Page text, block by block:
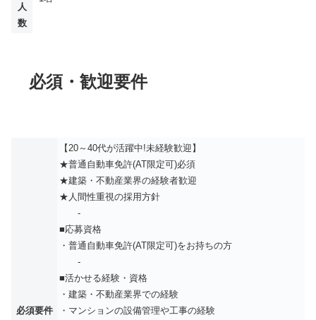
人
数
必須・歓迎要件
必須要件
【20～40代が活躍中!未経験歓迎】
★普通自動車免許(AT限定可)必須
★建築・不動産業界の経験者歓迎
★人間性重視の採用方針
-
■応募資格
・普通自動車免許(AT限定可)をお持ちの方
-
■活かせる経験・資格
・建築・不動産業界での経験
・マンションの設備管理や工事の経験